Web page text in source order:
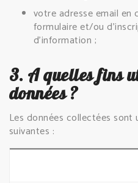
votre adresse email en
formulaire et/ou
d’information ;
3. A quelles fins
données ?
Les données collectées sont
suivantes :